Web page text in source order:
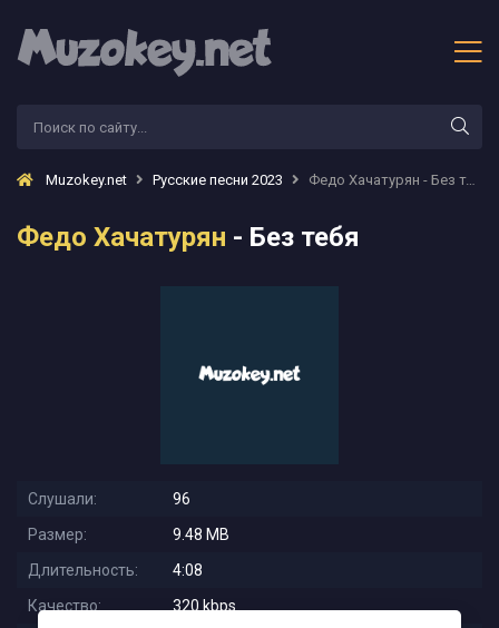
Muzokey.net Русские песни 2023 Федо Хачатурян - Без тебя
Федо Хачатурян - Без тебя
Слушали:
96
Размер:
9.48 MB
Длительность:
4:08
Качество:
320 kbps